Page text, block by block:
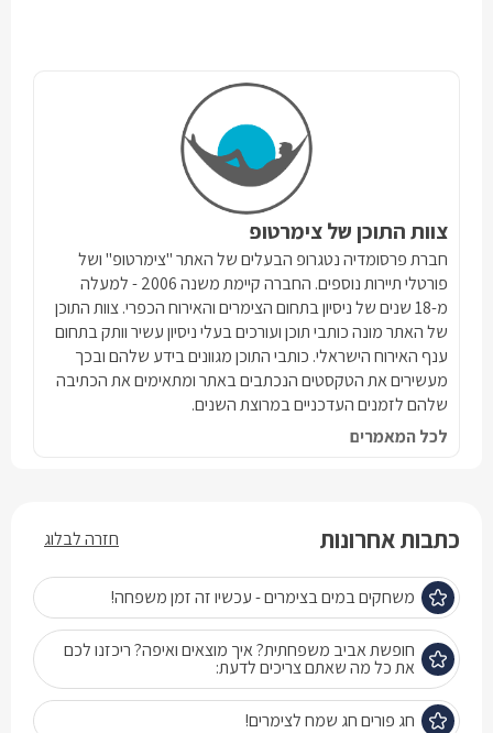
צוות התוכן של צימרטופ
חברת פרסומדיה נטגרופ הבעלים של האתר "צימרטופ" ושל
פורטלי תיירות נוספים. החברה קיימת משנה 2006 - למעלה
מ-18 שנים של ניסיון בתחום הצימרים והאירוח הכפרי. צוות התוכן
של האתר מונה כותבי תוכן ועורכים בעלי ניסיון עשיר וותק בתחום
ענף האירוח הישראלי. כותבי התוכן מגוונים בידע שלהם ובכך
מעשירים את הטקסטים הנכתבים באתר ומתאימים את הכתיבה
שלהם לזמנים העדכניים במרוצת השנים.
לכל המאמרים
כתבות אחרונות
משחקים במים בצימרים - עכשיו זה זמן משפחה!
חופשת אביב משפחתית? איך מוצאים ואיפה? ריכזנו לכם
את כל מה שאתם צריכים לדעת:
חג פורים חג שמח לצימרים!
חזרה לבלוג